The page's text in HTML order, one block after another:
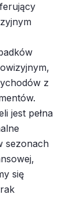
z
jest pełna
sezonach
się